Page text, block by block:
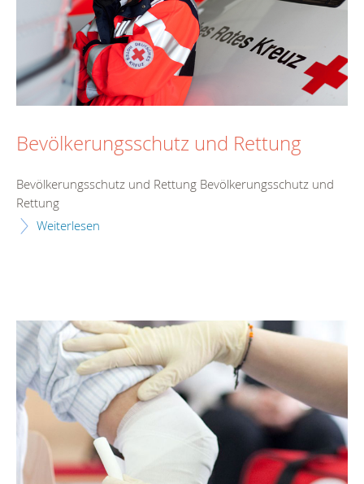
Bevölkerungsschutz und Rettung
Bevölkerungsschutz und Rettung Bevölkerungsschutz und
Rettung
Weiterlesen